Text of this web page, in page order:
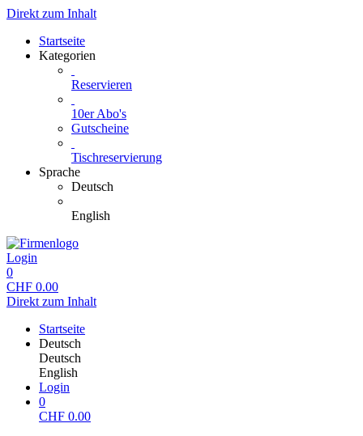
Direkt zum Inhalt
Startseite
Kategorien
Reservieren
10er Abo's
Gutscheine
Tischreservierung
Sprache
Deutsch
English
Login
0
CHF 0.00
Direkt zum Inhalt
Startseite
Deutsch
Deutsch
English
Login
0
CHF 0.00